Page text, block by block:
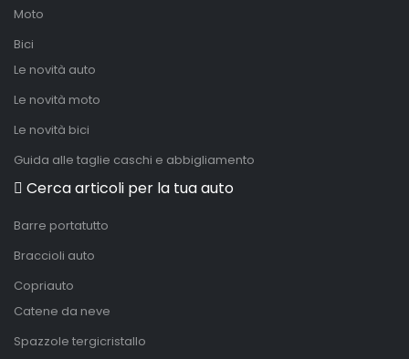
Moto
Bici
Le novità auto
Le novità moto
Le novità bici
Guida alle taglie caschi e abbigliamento
Cerca articoli per la tua auto
Barre portatutto
Braccioli auto
Copriauto
Catene da neve
Spazzole tergicristallo